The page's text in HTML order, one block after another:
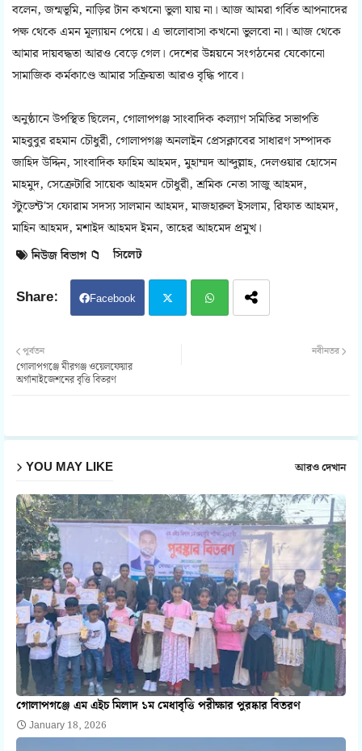
বলেন, জন্মভূমি, নাড়ির টান কখনো ভুলা যায় না। আজ আমরা গর্বিত আপনাদের
পক্ষ থেকে এমন মূল্যায়ন পেয়ে। এ ভালোবাসা কখনো ভুলবো না। আজ থেকে
আমার দায়বদ্ধতা আরও বেড়ে গেল। দেশের উন্নয়নে সংগঠনের যেকোনো
সামাজিক কর্মকাণ্ডে আমার সক্রিয়তা আরও বৃদ্ধি পাবে।
অনুষ্ঠানে উপস্থিত ছিলেন, গোলাপগঞ্জ সাংবাদিক কল্যাণ সমিতির সভাপতি
মাহবুবুর রহমান চৌধুরী, গোলাপগঞ্জ অনলাইন প্রেসক্লাবের সাধারণ সম্পাদক
জাহিদ উদ্দিন, সাংবাদিক ফাহিম আহমদ, মুহাম্মদ আব্দুল্লাহ, দেলওয়ার হোসেন
মাহমুদ, সেক্রেটারি সায়েক আহমদ চৌধুরী, শ্রমিক নেতা সাজু আহমদ,
স্টুডেন্ট'স ফোরাম সদস্য সালমান আহমদ, মাজহারুল ইসলাম, রিফাত আহমদ,
মাহিন আহমদ, মশাইদ আহমদ ইমন, তাহের আহমেদ প্রমুখ।
নিউজ বিভাগ 📁 সিলেট
Facebook
নবীনতর
পূর্বতন
গোলাপগঞ্জে মীরগঞ্জ ওয়েলফেয়ার
অর্গানাইজেশনের বৃত্তি বিতরণ
YOU MAY LIKE আরও দেখান
গোলাপগঞ্জে এম এইচ মিলাদ ১ম মেধাবৃত্তি পরীক্ষার পুরষ্কার বিতরণ
January 18, 2026